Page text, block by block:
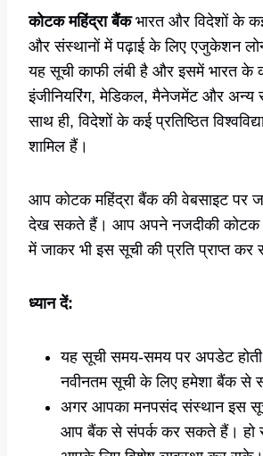
कोटक महिंद्रा बैंकभारत और विदेशों के कई
और संस्थानों में पढ़ाई के लिए एजुकेशन
यह सूची काफी लंबी है और इसमें भारत के
इंजीनियरिंग, मेडिकल, मैनेजमेंट और अन्य
साथ ही, विदेशों के कई प्रतिष्ठित
शामिल हैं।
आप कोटक महिंद्रा बैंक की वेबसाइट पर
देख सकते हैं। आप अपने नजदीकी कोटक
में जाकर भी इस सूची की प्रति प्राप्त
ध्यान दें:
यह सूची समय-समय पर अपडेट होती
नवीनतम सूची के लिए हमेशा बैंक से
अगर आपका मनपसंद संस्थान इस
आप बैंक से संपर्क कर सकते हैं। हो